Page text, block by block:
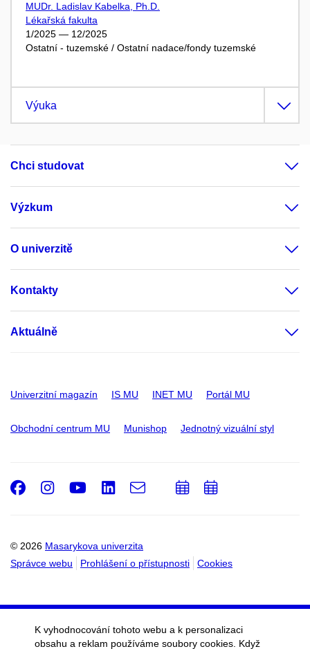
MUDr. Ladislav Kabelka, Ph.D.
Lékařská fakulta
1/2025 — 12/2025
Ostatní - tuzemské / Ostatní nadace/fondy tuzemské
Výuka
Chci studovat
Výzkum
O univerzitě
Kontakty
Aktuálně
Univerzitní magazín IS MU INET MU Portál MU
Obchodní centrum MU Munishop Jednotný vizuální styl
© 2026 Masarykova univerzita
Správce webu
Prohlášení o přístupnosti Cookies
Facebook
Instagram
Youtube
LinkedIn
e-
PřidatPřidat
K vyhodnocování tohoto webu a k personalizaci
obsahu a reklam používáme soubory cookies. Když